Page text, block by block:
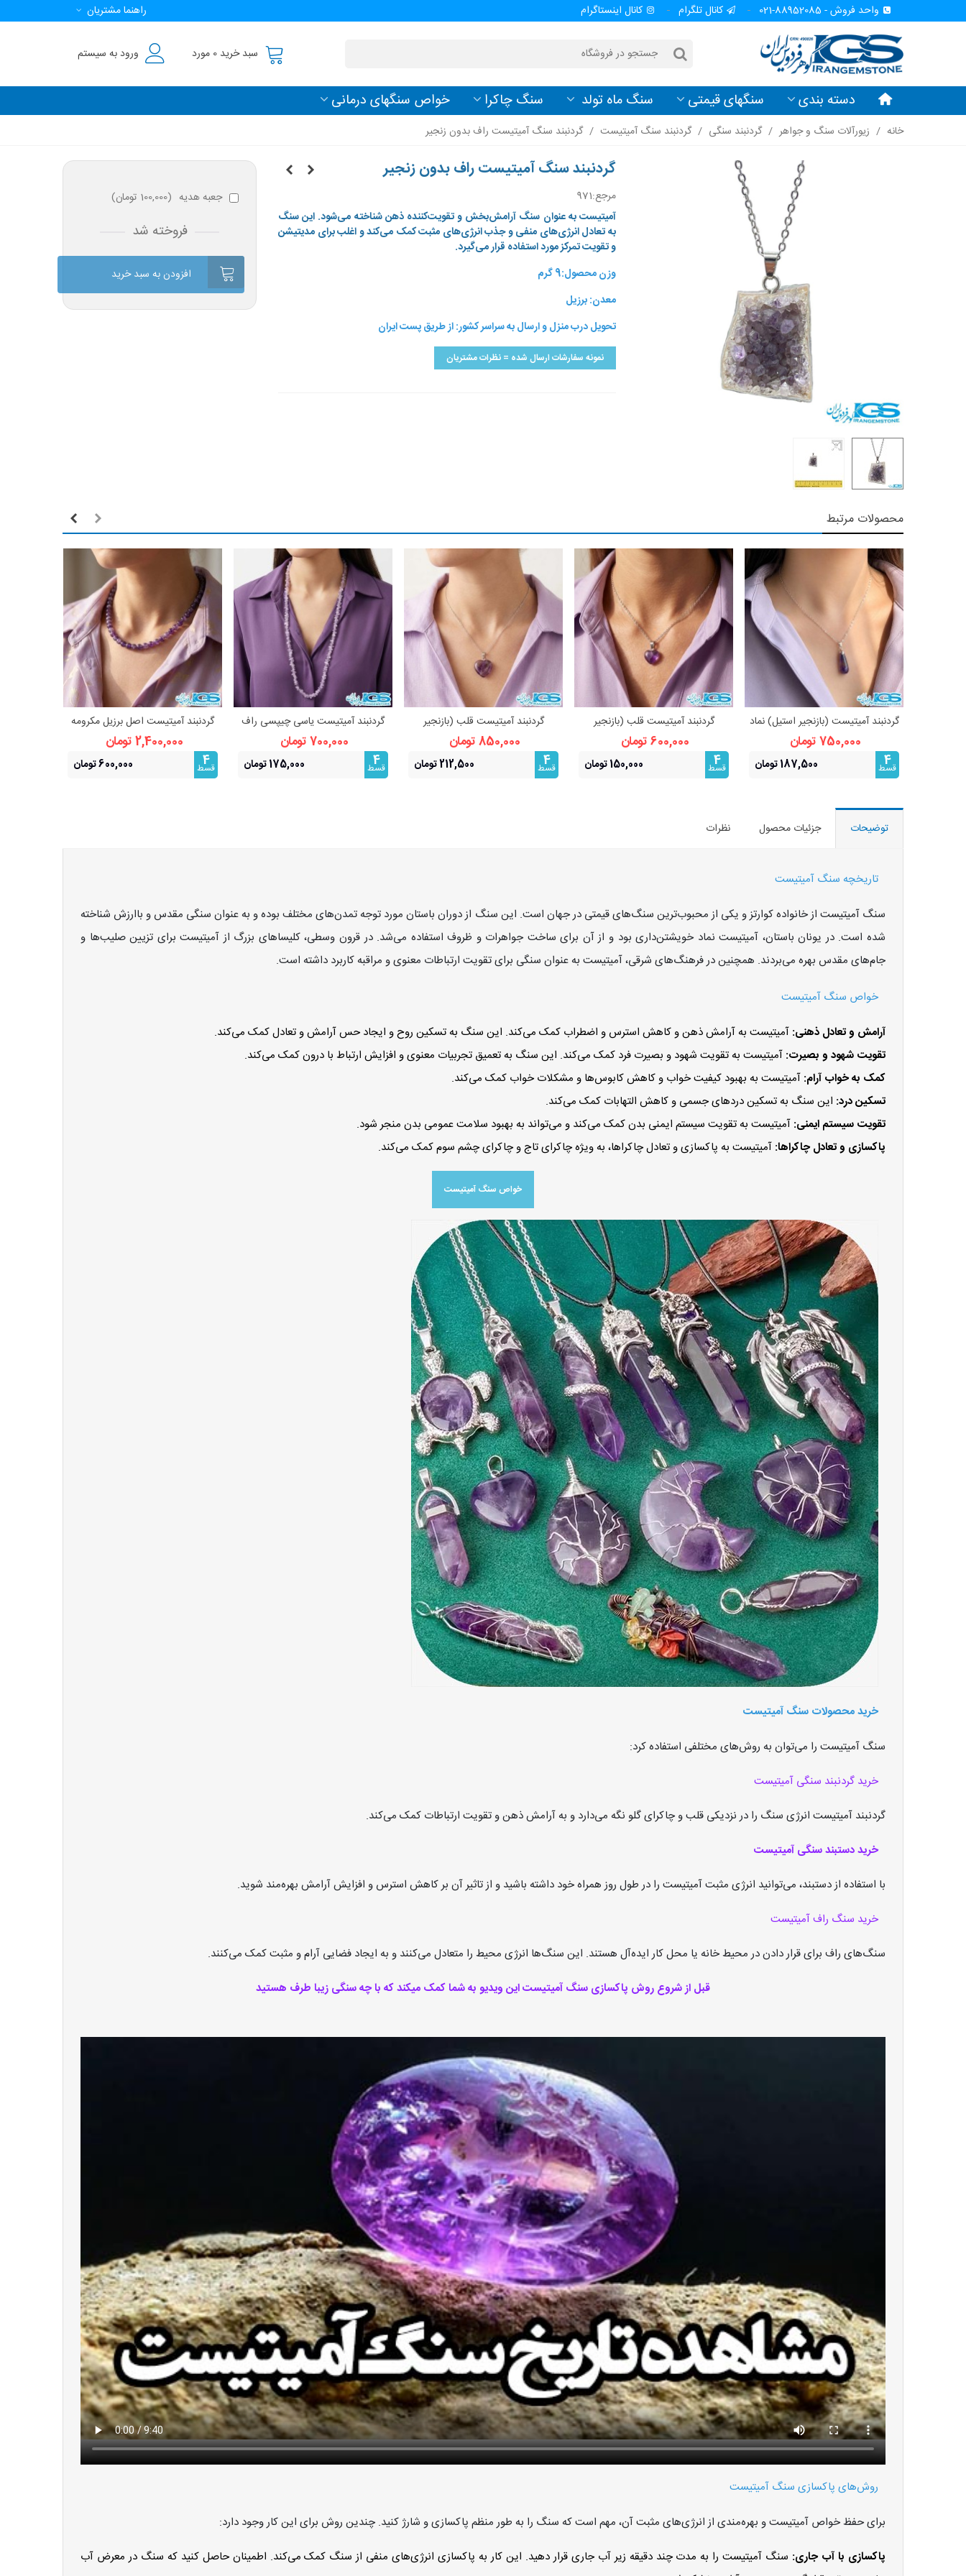
واحد فروش - 88952085-021 کانال تلگرام کانال اینستاگرام راهنما مشتریان
سبد خرید 0 مورد ورود به سیستم
دسته بندی سنگهای قیمتی سنگ ماه تولد سنگ چاکرا خواص سنگهای درمانی
خانه / زیورآلات سنگ و جواهر / گردنبند سنگی / گردنبند سنگ آمیتیست / گردنبند سنگ آمیتیست راف بدون زنجیر
گردنبند سنگ آمیتیست راف بدون زنجیر
مرجع:971
آمیتیست به عنوان سنگ آرامش‌بخش و تقویت‌کننده ذهن شناخته می‌شود. این سنگ
به تعادل انرژی‌های منفی و جذب انرژی‌های مثبت کمک می‌کند و اغلب برای مدیتیشن
و تقویت تمرکز مورد استفاده قرار می‌گیرد.
وزن محصول:9 گرم
معدن: برزیل
تحویل درب منزل و ارسال به سراسر کشور: از طریق پست ایران
نمونه سفارشات ارسال شده = نظرات مشتریان
جعبه هدیه (100,000 تومان )
فروخته شد
افزودن به سبد خرید
محصولات مرتبط
مشاهده بیشتر
گردنبند آمیتیست (بازنجیر استیل) نماد
آرامش و محافظت
750,000 تومان
4
قسط 187,500 تومان
مشاهده بیشتر
گردنبند آمیتیست قلب (بازنجیر
استیل) نماد آرامش و محافظت
600,000 تومان
4
قسط 150,000 تومان
مشاهده بیشتر
گردنبند آمیتیست قلب (بازنجیر
استیل) نماد آرامش و محافظت
850,000 تومان
4
قسط 212,500 تومان
مشاهده بیشتر
گردنبند آمیتیست یاسی چیپسی راف
– سنگ آرامش و شهود
700,000 تومان
4
قسط 175,000 تومان
مشاهده بیشتر
گردنبند آمیتیست اصل برزیل مکرومه
بافی – نماد آرامش و محافظت
2,400,000 تومان
4
قسط 600,000 تومان
توضیحات جزئیات محصول نظرات
تاریخچه سنگ آمیتیست
سنگ آمیتیست از خانواده کوارتز و یکی از محبوب‌ترین سنگ‌های قیمتی در جهان است. این سنگ از دوران باستان مورد توجه تمدن‌های مختلف بوده و به عنوان سنگی مقدس و باارزش شناخته
شده است. در یونان باستان، آمیتیست نماد خویشتن‌داری بود و از آن برای ساخت جواهرات و ظروف استفاده می‌شد. در قرون وسطی، کلیساهای بزرگ از آمیتیست برای تزیین صلیب‌ها و
جام‌های مقدس بهره می‌بردند. همچنین در فرهنگ‌های شرقی، آمیتیست به عنوان سنگی برای تقویت ارتباطات معنوی و مراقبه کاربرد داشته است.
خواص سنگ آمیتیست
آرامش و تعادل ذهنی: آمیتیست به آرامش ذهن و کاهش استرس و اضطراب کمک می‌کند. این سنگ به تسکین روح و ایجاد حس آرامش و تعادل کمک می‌کند.
تقویت شهود و بصیرت: آمیتیست به تقویت شهود و بصیرت فرد کمک می‌کند. این سنگ به تعمیق تجربیات معنوی و افزایش ارتباط با درون کمک می‌کند.
کمک به خواب آرام: آمیتیست به بهبود کیفیت خواب و کاهش کابوس‌ها و مشکلات خواب کمک می‌کند.
تسکین درد: این سنگ به تسکین دردهای جسمی و کاهش التهابات کمک می‌کند.
تقویت سیستم ایمنی: آمیتیست به تقویت سیستم ایمنی بدن کمک می‌کند و می‌تواند به بهبود سلامت عمومی بدن منجر شود.
پاکسازی و تعادل چاکراها: آمیتیست به پاکسازی و تعادل چاکراها، به ویژه چاکرای تاج و چاکرای چشم سوم کمک می‌کند.
خواص سنگ آمیتیست
خرید محصولات سنگ آمیتیست
سنگ آمیتیست را می‌توان به روش‌های مختلفی استفاده کرد:
خرید گردنبند سنگی آمیتیست
گردنبند آمیتیست انرژی سنگ را در نزدیکی قلب و چاکرای گلو نگه می‌دارد و به آرامش ذهن و تقویت ارتباطات کمک می‌کند.
خرید دستبند سنگی آمیتیست
با استفاده از دستبند، می‌توانید انرژی مثبت آمیتیست را در طول روز همراه خود داشته باشید و از تاثیر آن بر کاهش استرس و افزایش آرامش بهره‌مند شوید.
خرید سنگ راف آمیتیست
سنگ‌های راف برای قرار دادن در محیط خانه یا محل کار ایده‌آل هستند. این سنگ‌ها انرژی محیط را متعادل می‌کنند و به ایجاد فضایی آرام و مثبت کمک می‌کنند.
قبل از شروع روش پاکسازی سنگ آمیتیست این ویدیو به شما کمک میکند که با چه سنگی زیبا طرف هستید
روش‌های پاکسازی سنگ آمیتیست
برای حفظ خواص آمیتیست و بهره‌مندی از انرژی‌های مثبت آن، مهم است که سنگ را به طور منظم پاکسازی و شارژ کنید. چندین روش برای این کار وجود دارد:
پاکسازی با آب جاری: سنگ آمیتیست را به مدت چند دقیقه زیر آب جاری قرار دهید. این کار به پاکسازی انرژی‌های منفی از سنگ کمک می‌کند. اطمینان حاصل کنید که سنگ در معرض آب